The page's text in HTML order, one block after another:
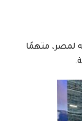
لمصر، متهمًا